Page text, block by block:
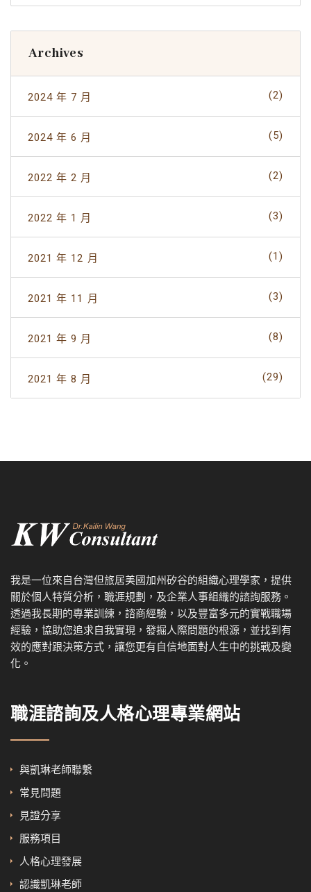
Archives
2024 年 7 月 (2)
2024 年 6 月 (5)
2022 年 2 月 (2)
2022 年 1 月 (3)
2021 年 12 月 (1)
2021 年 11 月 (3)
2021 年 9 月 (8)
2021 年 8 月 (29)
我是一位來自台灣但旅居美國加州矽谷的組織心理學家，提供
關於個人特質分析，職涯規劃，及企業人事組織的諮詢服務。
透過我長期的專業訓練，諮商經驗，以及豐富多元的實戰職場
經驗，協助您追求自我實現，發掘人際問題的根源，並找到有
效的應對跟決策方式，讓您更有自信地面對人生中的挑戰及變
化。
職涯諮詢及人格心理專業網站
與凱琳老師聯繫
常見問題
見證分享
服務項目
人格心理發展
認識凱琳老師